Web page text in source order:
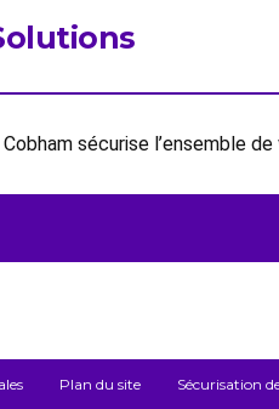
sécurise l’ensemble
Plan du site Sécurisation